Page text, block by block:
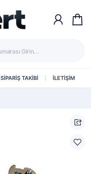
SİPARİŞ TAKİBİ İLETİŞİM